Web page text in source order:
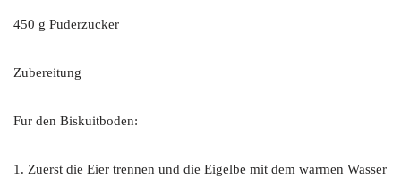
450 g Puderzucker
Zubereitung
Fur den Biskuitboden:
1. Zuerst die Eier trennen und die Eigelbe mit dem warmen Wasser